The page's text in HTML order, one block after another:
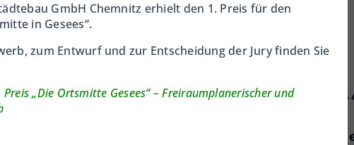
GmbH Chemnitz erhielt den 1. Preis für den
in Gesees“.
zum Entwurf und zur Entscheidung der Jury finden Sie
„Die Ortsmitte Gesees“ – Freiraumplanerischer und